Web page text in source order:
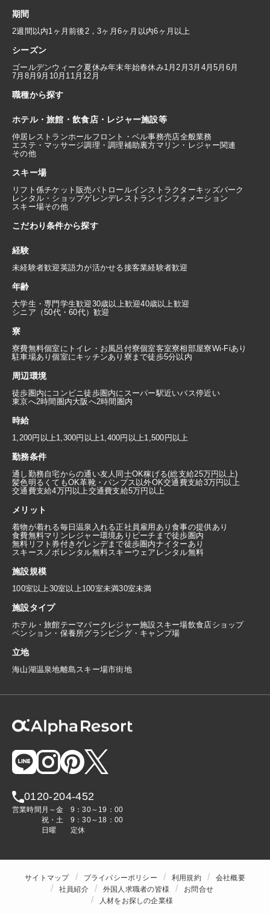
期間
2週間以内1ヶ月前後 2，3ヶ月 6ヶ月以内6ヶ月以上
シーズン
ゴールデンウィーク 夏休み年末年始春休み1月 2月3月 4月5月 6月
7月 8月9月 10月 11月 12月
職種から探す
ホテル・旅館・飲食店・レジャー施設等
仲居 レストランホールフロント・ベル事務売店全般業務
エステ・マッサージ調理・調理補助裏方マリン・レジャー関連
その他
スキー場
リフト係チケット販売パトロールインストラクターキッズパーク
レンタル・ショップゲレンデレストラン インフォメーション
スキー場その他
こだわり条件から探す
経験
未経験者歓迎英語力が活かせる接客業経験者歓迎
年齢
大学生・専門学生歓迎30歳以上歓迎40歳以上歓迎
シニア（50代・60代）歓迎
寮
寮費無料個室にトイレ・お風呂付寮個室客室寮相部屋寮Wi-Fiあり
駐車場あり個室にキッチンあり 寮まで徒歩5分以内
周辺環境
徒歩圏内にコンビニ徒歩圏内にスーパー駅近いバス停近い
東京へ2時間圏内大阪へ2時間圏内
時給
1,200円以上1,300円以上1,400円以上1,500円以上
勤務条件
通し勤務自宅からの通い友人同士OK稼げる(総支給25万円以上)
髪色明るくてもOK革靴・パンプス以外OK交通費支給3万円以上
交通費支給4万円以上交通費支給5万円以上
メリット
着物が着れる毎日温泉入れる正社員雇用あり食事の提供あり
食費無料マリンレジャー環境あり ビーチまで徒歩圏内
無料リフト券付きゲレンデまで徒歩圏内ナイターあり
スキースノボレンタル無料スキーウェアレンタル無料
施設規模
100室以上30室以上100室未満30室未満
施設タイプ
ホテル・旅館テーマパーク レジャー施設 スキー場飲食店ショップ
ペンション・保養所グランピング・キャンプ場
立地
海山湖温泉地離島 スキー場市街地
0120-204-452
営業時間 月～金
9：30～19：00
祝・土
9：30～18：00
日曜
定休
サイトマップ プライバシーポリシー 利用規約
会社概要
社員紹介
外国人求職者の皆様
お問合せ
人材をお探しの企業様